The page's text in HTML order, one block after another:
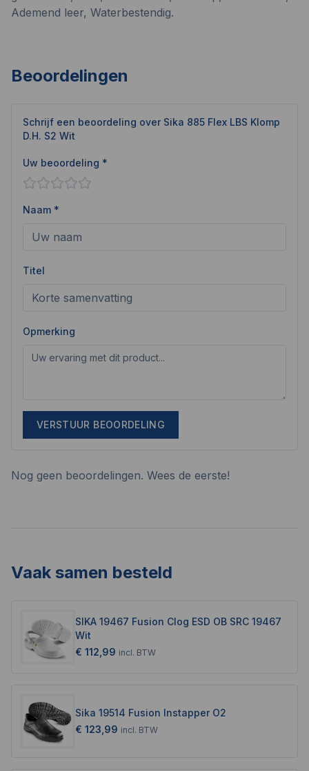
Ademend leer, Waterbestendig.
Beoordelingen
Schrijf een beoordeling over Sika 885 Flex LBS Klomp
D.H. S2 Wit
Uw beoordeling *
Naam *
Titel
Opmerking
VERSTUUR BEOORDELING
Nog geen beoordelingen. Wees de eerste!
Vaak samen besteld
SIKA 19467 Fusion Clog ESD OB SRC 19467
Wit
€ 112,99 incl. BTW
Sika 19514 Fusion Instapper O2
€ 123,99 incl. BTW